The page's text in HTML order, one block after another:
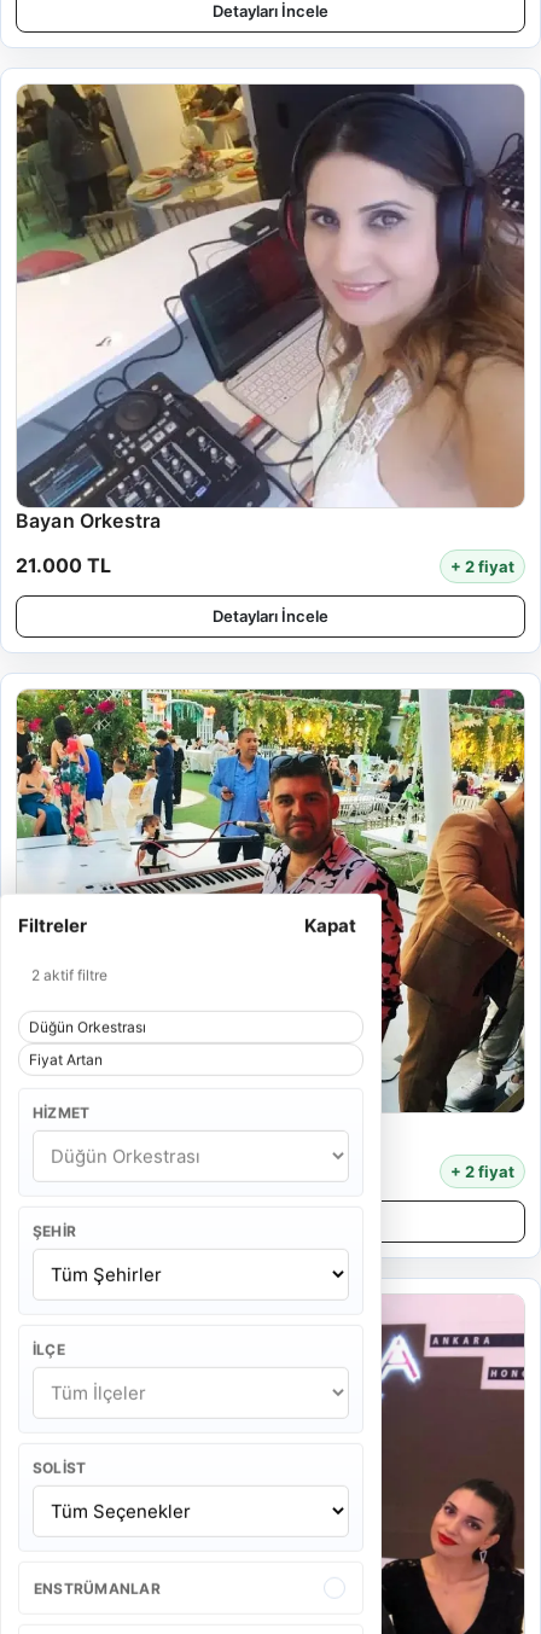
Filtreler Kapat
2 aktif filtre
Düğün Orkestrası
Fiyat Artan
HIZMET
ŞEHIR
İLÇE
SOLIST
ENSTRÜMANLAR
Detayları İncele
Bayan Orkestra
21.000 TL
+ 2 fiyat
Detayları İncele
Hasan Gürsaç
22.000 TL
+ 2 fiyat